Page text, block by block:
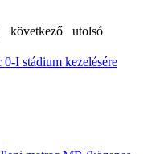
következő utolsó
I stádium kezelésére